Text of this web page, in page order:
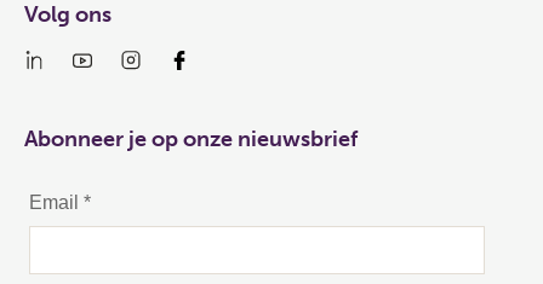
Volg ons
Abonneer je op onze nieuwsbrief